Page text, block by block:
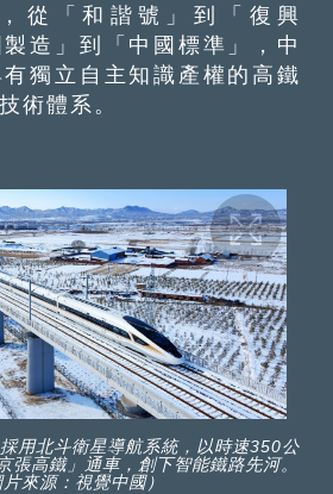
「和諧號」到「復興
造」到「中國標準」，中
獨立自主知識產權的高鐵
術體系。
用北斗衛星導航系統，以時速350公
張高鐵」通車，創下智能鐵路先河。
片來源：視覺中國）